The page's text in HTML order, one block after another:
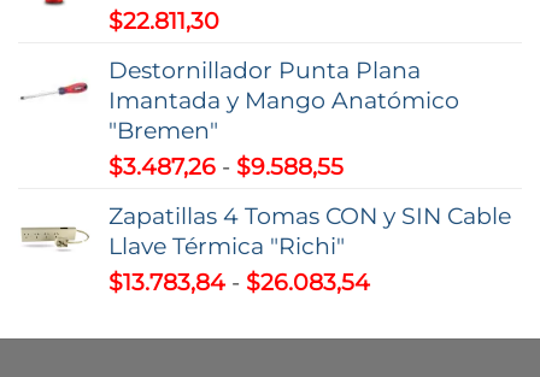
$22.811,30
Destornillador Punta Plana
Imantada y Mango Anatómico
"Bremen"
$3.487,26 - $9.588,55Rango
precios:
$3.487,26
$9.588,55
Zapatillas 4 Tomas CON y SIN Cable
Llave Térmica "Richi"
$13.783,84 - $26.083,54Rango
precios: